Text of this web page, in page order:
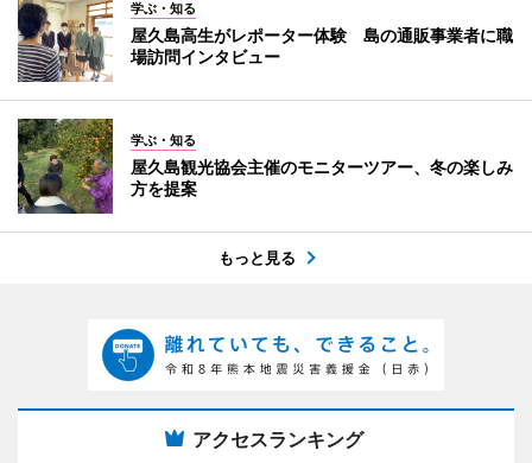
学ぶ・知る
屋久島高生がレポーター体験 島の通販事業者に職
場訪問インタビュー
学ぶ・知る
屋久島観光協会主催のモニターツアー、冬の楽しみ
方を提案
もっと見る
アクセスランキング